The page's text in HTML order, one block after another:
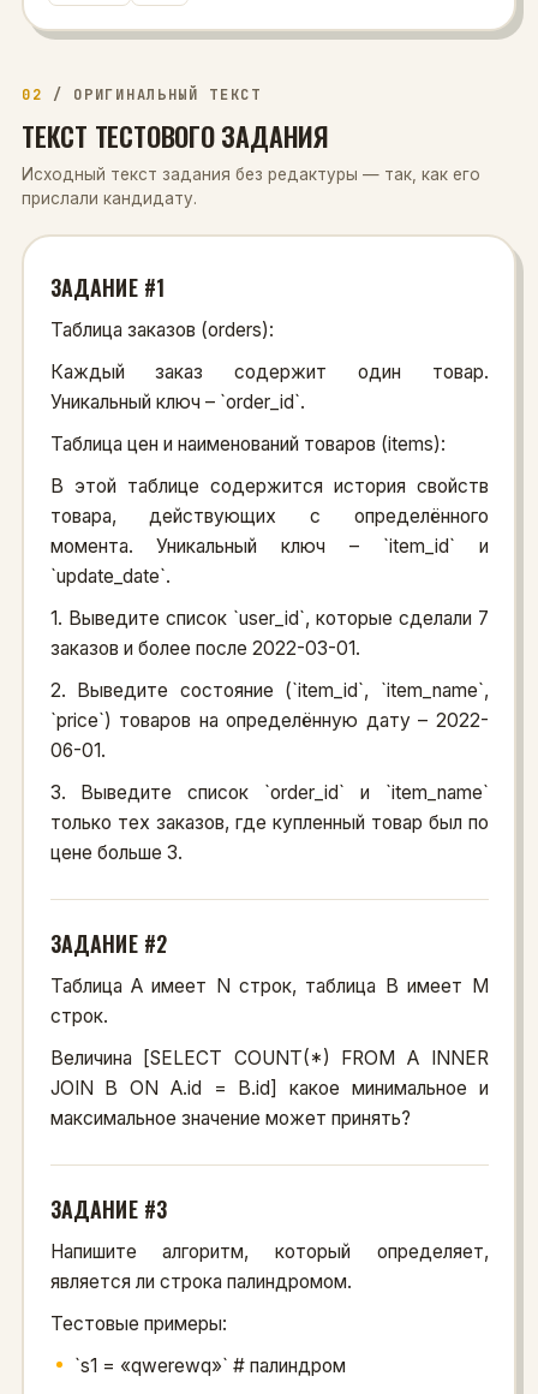
02 / ОРИГИНАЛЬНЫЙ ТЕКСТ
ТЕКСТ ТЕСТОВОГО ЗАДАНИЯ
Исходный текст задания без редактуры — так, как его
прислали кандидату.
ЗАДАНИЕ #1
Таблица заказов (orders):
Каждый заказ содержит один товар.
Уникальный ключ – `order_id`.
Таблица цен и наименований товаров (items):
В этой таблице содержится история свойств
товара, действующих с определённого
момента. Уникальный ключ – `item_id` и
`update_date`.
1. Выведите список `user_id`, которые сделали 7
заказов и более после 2022-03-01.
2. Выведите состояние (`item_id`, `item_name`,
`price`) товаров на определённую дату – 2022-
06-01.
3. Выведите список `order_id` и `item_name`
только тех заказов, где купленный товар был по
цене больше 3.
ЗАДАНИЕ #2
Таблица A имеет N строк, таблица B имеет M
строк.
Величина [SELECT COUNT(*) FROM A INNER
JOIN B ON A.id = B.id] какое минимальное и
максимальное значение может принять?
ЗАДАНИЕ #3
Напишите алгоритм, который определяет,
является ли строка палиндромом.
Тестовые примеры:
`s1 = «qwerewq»` # палиндром